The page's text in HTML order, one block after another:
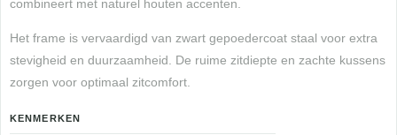
combineert met naturel houten accenten.
Het frame is vervaardigd van zwart gepoedercoat staal voor extra
stevigheid en duurzaamheid. De ruime zitdiepte en zachte kussens
zorgen voor optimaal zitcomfort.
KENMERKEN